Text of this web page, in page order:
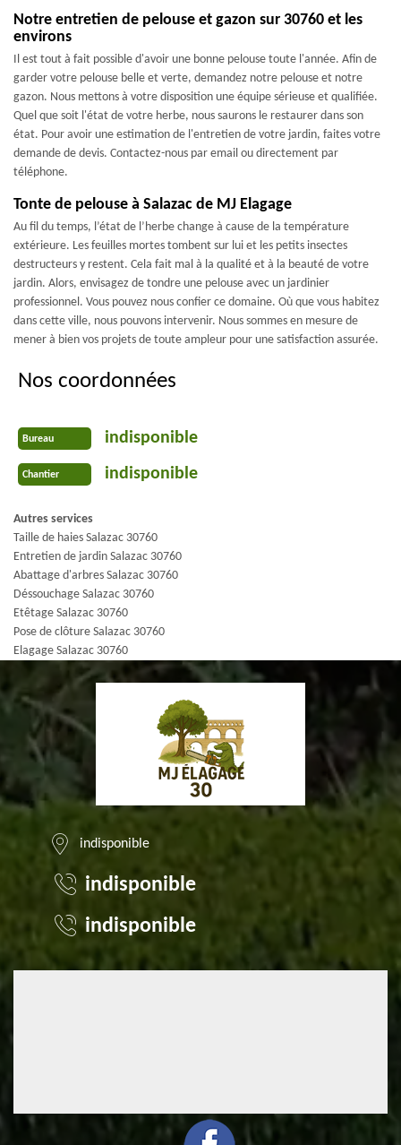
Notre entretien de pelouse et gazon sur 30760 et les
environs
Il est tout à fait possible d'avoir une bonne pelouse toute l'année. Afin de
garder votre pelouse belle et verte, demandez notre pelouse et notre
gazon. Nous mettons à votre disposition une équipe sérieuse et qualifiée.
Quel que soit l'état de votre herbe, nous saurons le restaurer dans son
état. Pour avoir une estimation de l'entretien de votre jardin, faites votre
demande de devis. Contactez-nous par email ou directement par
téléphone.
Tonte de pelouse à Salazac de MJ Elagage
Au fil du temps, l’état de l’herbe change à cause de la température
extérieure. Les feuilles mortes tombent sur lui et les petits insectes
destructeurs y restent. Cela fait mal à la qualité et à la beauté de votre
jardin. Alors, envisagez de tondre une pelouse avec un jardinier
professionnel. Vous pouvez nous confier ce domaine. Où que vous habitez
dans cette ville, nous pouvons intervenir. Nous sommes en mesure de
mener à bien vos projets de toute ampleur pour une satisfaction assurée.
Nos coordonnées
Bureau indisponible
Chantier indisponible
Autres services
Taille de haies Salazac 30760
Entretien de jardin Salazac 30760
Abattage d'arbres Salazac 30760
Déssouchage Salazac 30760
Etêtage Salazac 30760
Pose de clôture Salazac 30760
Elagage Salazac 30760
indisponible
indisponible
indisponible